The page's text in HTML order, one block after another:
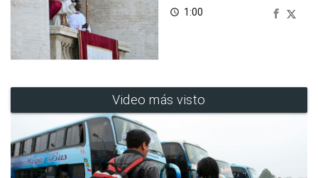
access_time 1:00
Video más visto